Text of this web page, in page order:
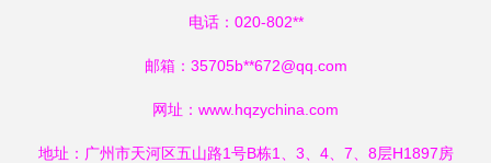
电话：020-802**
邮箱：35705b**672@qq.com
网址： www.hqzychina.com
地址：广州市天河区五山路1号B栋1、3、4、7、8层H1897房